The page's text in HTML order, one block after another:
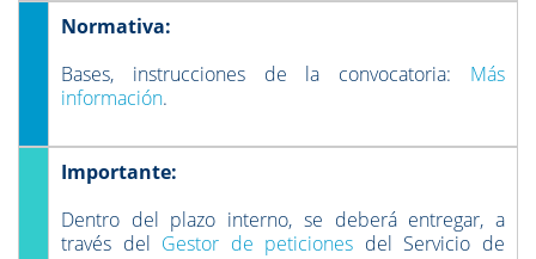
Normativa:
Bases, instrucciones de la convocatoria: Más
información.
Importante:
Dentro del plazo interno, se deberá entregar, a
través del Gestor de peticiones del Servicio de